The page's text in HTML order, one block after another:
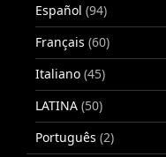
Español (94)
Français (60)
Italiano (45)
LATINA (50)
Português (2)